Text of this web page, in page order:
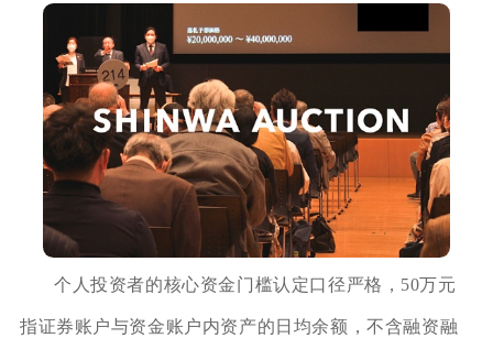
个人投资者的核心资金门槛认定口径严格，50万元
指证券账户与资金账户内资产的日均余额，不含融资融